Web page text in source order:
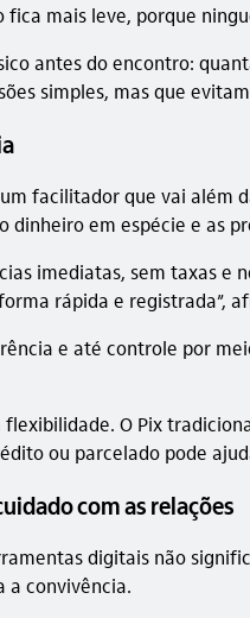
mais leve, porque
antes do encontro:
simples, mas que
facilitador que vai
dinheiro em espécie e as
imediatas, sem taxas e
rápida e registrada”,
e até controle por
O Pix
ou parcelado pode
com as relações
digitais não
a convivência.